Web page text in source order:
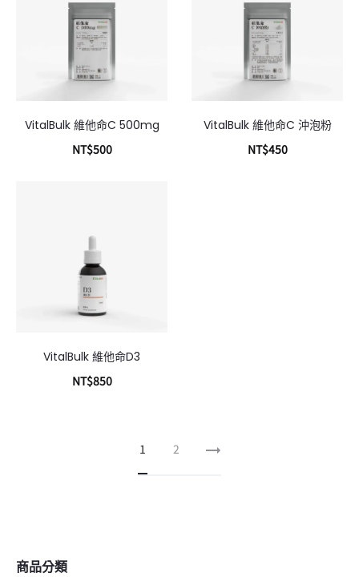
VitalBulk 維他命C 500mg
NT$500
VitalBulk 維他命C 沖泡粉
NT$450
VitalBulk 維他命D3
NT$850
1 2
商品分類